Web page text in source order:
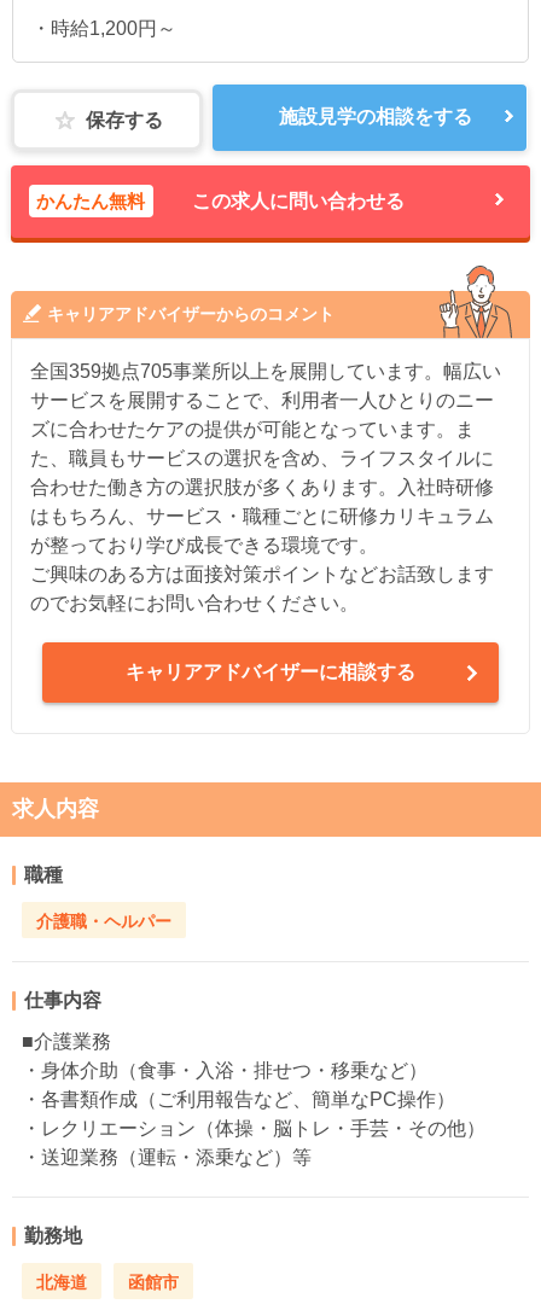
・時給1,200円～
保存する 施設見学の相談をする
かんたん無料 この求人に問い合わせる
キャリアアドバイザーからのコメント
全国359拠点705事業所以上を展開しています。幅広い
サービスを展開することで、利用者一人ひとりのニー
ズに合わせたケアの提供が可能となっています。ま
た、職員もサービスの選択を含め、ライフスタイルに
合わせた働き方の選択肢が多くあります。入社時研修
はもちろん、サービス・職種ごとに研修カリキュラム
が整っており学び成長できる環境です。
ご興味のある方は面接対策ポイントなどお話致します
のでお気軽にお問い合わせください。
キャリアアドバイザーに相談する
求人内容
職種
介護職・ヘルパー
仕事内容
■介護業務
・身体介助（食事・入浴・排せつ・移乗など）
・各書類作成（ご利用報告など、簡単なPC操作）
・レクリエーション（体操・脳トレ・手芸・その他）
・送迎業務（運転・添乗など）等
勤務地
北海道 函館市